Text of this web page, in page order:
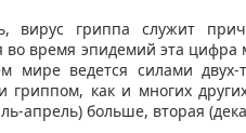
вирус гриппа служит
во время эпидемий эта цифра
мире ведется силами двух-
гриппом, как и многих
апрель) больше, вторая